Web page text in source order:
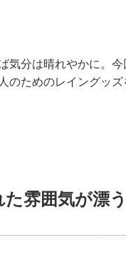
気分は晴れやかに。
ためのレイングッズ
雰囲気が漂